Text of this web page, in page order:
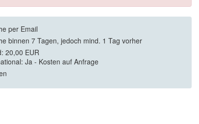
per Email
binnen 7 Tagen, jedoch mind. 1 Tag vorher
20,00 EUR
Ja - Kosten auf Anfrage